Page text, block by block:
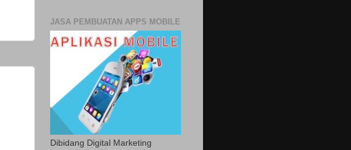
JASA PEMBUATAN APPS MOBILE
Dibidang Digital Marketing